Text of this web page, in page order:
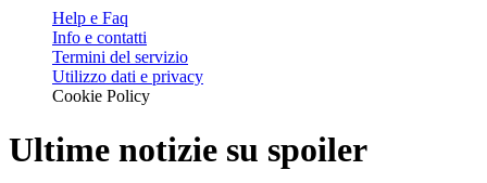
Help e Faq
Info e contatti
Termini del servizio
Utilizzo dati e privacy
Cookie Policy
Ultime notizie su spoiler